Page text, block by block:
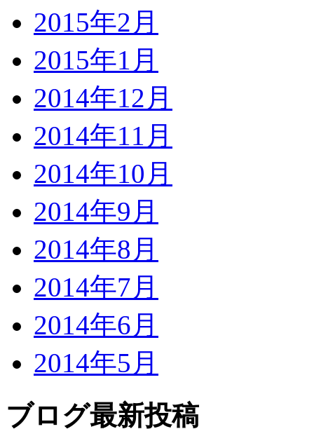
2015年2月
2015年1月
2014年12月
2014年11月
2014年10月
2014年9月
2014年8月
2014年7月
2014年6月
2014年5月
ブログ最新投稿